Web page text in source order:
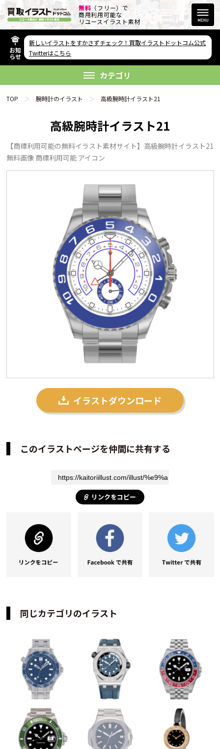
無料 （フリー）で
商用利用可能な
リユースイラスト素材
欲しい素材が無い方へ
リンクをコピー
FAQ
利用規約
プライバシーポリシー
私たちについて
お問い合わせ
お知
らせ
新しいイラストをすかさずチェック！買取イラストドットコム公式
Twitterはこちら
カテゴリ
TOP 腕時計のイラスト 高級腕時計イラスト21
高級腕時計イラスト21
【商標利用可能の無料イラスト素材サイト】高級腕時計イラスト21
無料画像 商標利用可能 アイコン
イラストダウンロード
このイラストページを仲間に共有する
リンクをコピー
同じカテゴリのイラスト